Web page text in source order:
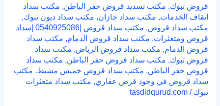
قروض تبوك, مكتب تسديد قروض حفر الباطن, مكتب سداد
ايقاف الخدمات, مكتب سداد جازان, مكتب سداد ديون تبوك,
مكتب سداد قروض,
مكتب سداد قروض |0540925086 |سداد
قروض ومتعثرات, مكتب سداد قروض الدمام, مكتب سداد
قروض الدمام, مكتب سداد قروض الرياض, مكتب سداد
قروض تبوك, مكتب سداد قروض حفر الباطن, مكتب سداد
قروض حفر الباطن, مكتب سداد قروض خميس مشيط, مكتب
سداد قروض في وجود قرض عقاري, مكتب سداد متعثرات
تبوك /
tasdidqurud.com